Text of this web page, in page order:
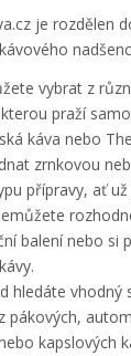
je rozdělen
vybrat z
praží
káva nebo
zrnkovou
přípravy, ať
balení nebo si
hledáte vhodný
pákových,
kapslových